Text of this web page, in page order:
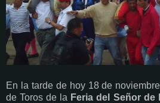
En la tarde de hoy 18 de
de Toros de la Feria del Señor de